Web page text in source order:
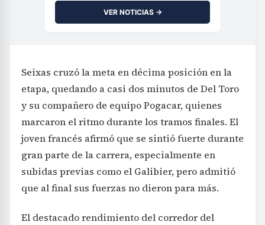
VER NOTICIAS →
Seixas cruzó la meta en décima posición en la
etapa, quedando a casi dos minutos de Del Toro
y su compañero de equipo Pogacar, quienes
marcaron el ritmo durante los tramos finales. El
joven francés afirmó que se sintió fuerte durante
gran parte de la carrera, especialmente en
subidas previas como el Galibier, pero admitió
que al final sus fuerzas no dieron para más.
El destacado rendimiento del corredor del